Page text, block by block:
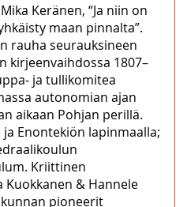
Keränen, “Ja niin on
maan pinnalta”.
rauha seurauksineen
kirjeenvaihdossa 1807–
ja tullikomitea
autonomian ajan
aikaan Pohjan perillä.
Enontekiön lapinmaalla;
Kriittinen
& Hannele
pioneerit